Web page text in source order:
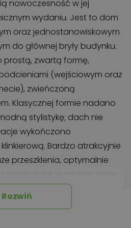
nowoczesność w jej
wydaniu. Jest to dom
oraz jednostanowiskowym
do głównej bryły budynku.
zwartą formę,
(wejściowym oraz
zwieńczoną
Klasycznej formie nadano
stylistykę; dach nie
wykończono
Bardzo atrakcyjnie
przeszklenia, optymalnie
otwierające je na otoczenie.
się nie tylko stylową,
również bogatym programem
Rozwiń